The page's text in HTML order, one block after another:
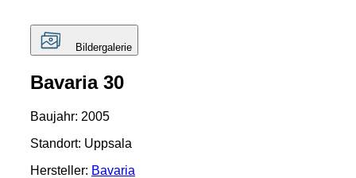
Bildergalerie
Bavaria 30
Baujahr: 2005
Standort: Uppsala
Hersteller: Bavaria